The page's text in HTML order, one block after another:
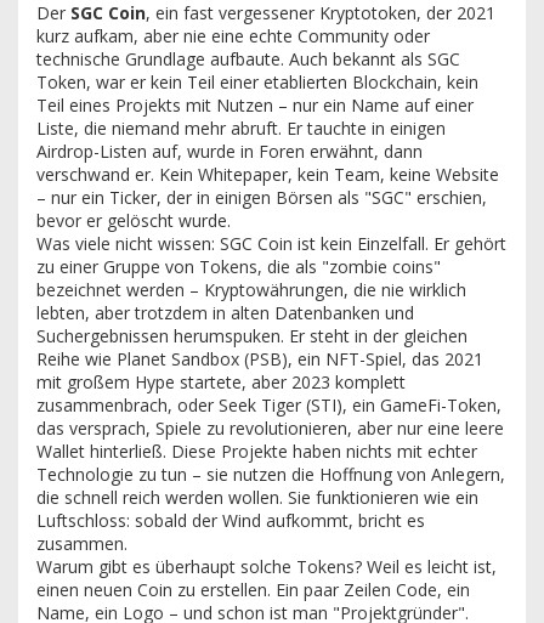
Der SGC Coin, ein fast vergessener Kryptotoken, der 2021
kurz aufkam, aber nie eine echte Community oder
technische Grundlage aufbaute. Auch bekannt als SGC
Token, war er kein Teil einer etablierten Blockchain, kein
Teil eines Projekts mit Nutzen – nur ein Name auf einer
Liste, die niemand mehr abruft. Er tauchte in einigen
Airdrop-Listen auf, wurde in Foren erwähnt, dann
verschwand er. Kein Whitepaper, kein Team, keine Website
– nur ein Ticker, der in einigen Börsen als "SGC" erschien,
bevor er gelöscht wurde.
Was viele nicht wissen: SGC Coin ist kein Einzelfall. Er gehört
zu einer Gruppe von Tokens, die als "zombie coins"
bezeichnet werden – Kryptowährungen, die nie wirklich
lebten, aber trotzdem in alten Datenbanken und
Suchergebnissen herumspuken. Er steht in der gleichen
Reihe wie Planet Sandbox (PSB), ein NFT-Spiel, das 2021
mit großem Hype startete, aber 2023 komplett
zusammenbrach, oder Seek Tiger (STI), ein GameFi-Token,
das versprach, Spiele zu revolutionieren, aber nur eine leere
Wallet hinterließ. Diese Projekte haben nichts mit echter
Technologie zu tun – sie nutzen die Hoffnung von Anlegern,
die schnell reich werden wollen. Sie funktionieren wie ein
Luftschloss: sobald der Wind aufkommt, bricht es
zusammen.
Warum gibt es überhaupt solche Tokens? Weil es leicht ist,
einen neuen Coin zu erstellen. Ein paar Zeilen Code, ein
Name, ein Logo – und schon ist man "Projektgründer".